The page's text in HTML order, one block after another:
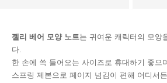
젤리 베어 모양 노트는 귀여운 캐릭터의 모양
다.
한 손에 쏙 들어오는 사이즈로 휴대하기 좋으
스프링 제본으로 페이지 넘김이 편해 어디서